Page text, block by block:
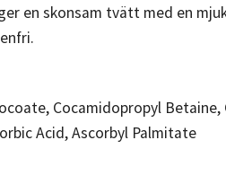
en skonsam tvätt med en
Cocamidopropyl Betaine,
Acid, Ascorbyl Palmitate